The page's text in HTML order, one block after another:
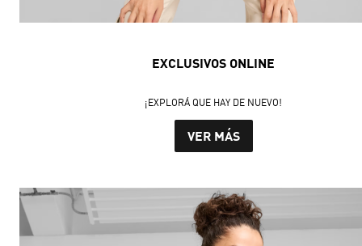
EXCLUSIVOS ONLINE
¡EXPLORÁ QUE HAY DE NUEVO!
VER MÁS